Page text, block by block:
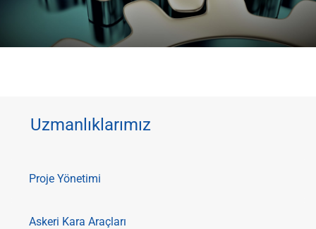
Uzmanlıklarımız
Proje Yönetimi
Askeri Kara Araçları